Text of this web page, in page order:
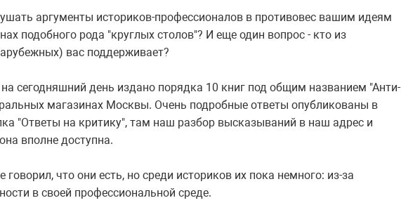
аргументы историков-профессионалов в противовес вашим идеям
подобного рода "круглых столов"? И еще один вопрос - кто из
вас поддерживает?
сегодняшний день издано порядка 10 книг под общим названием "Анти-
магазинах Москвы. Очень подробные ответы опубликованы в
"Ответы на критику", там наш разбор высказываний в наш адрес и
вполне доступна.
что они есть, но среди историков их пока немного: из-за
в своей профессиональной среде.